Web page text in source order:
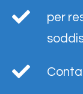
per